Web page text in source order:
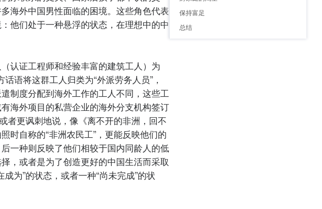
海外中国男性面临的困境。这些角色代表
他们处于一种悬浮的状态，在理想中的中
认证工程师和经验丰富的建筑工人）为
语将这群工人归类为“外派劳务人员”，
制度分配到海外工作的工人不同，这些工
海外项目的私营企业的海外分支机构签订
者更讽刺地说，像《离不开的非洲，回不
时自称的“非洲农民工”，更能反映他们的
一种则反映了他们相较于国内同龄人的低
，或者是为了创造更好的中国生活而采取
为”的状态，或者一种“尚未完成”的状
保持富足
总结